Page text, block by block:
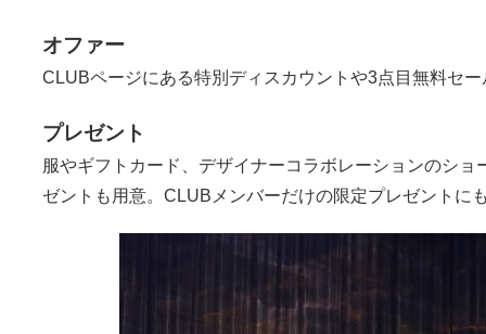
オファー
CLUBページにある特別ディスカウントや3点目無料セ
プレゼント
服やギフトカード、デザイナーコラボレーションのシ
ゼントも用意。CLUBメンバーだけの限定プレゼントに